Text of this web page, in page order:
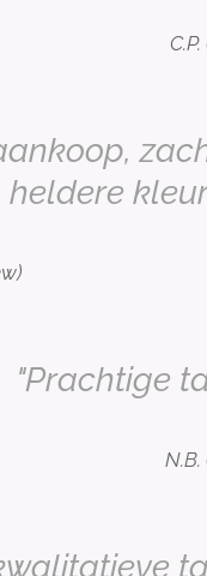
"Prachtige
N.B.